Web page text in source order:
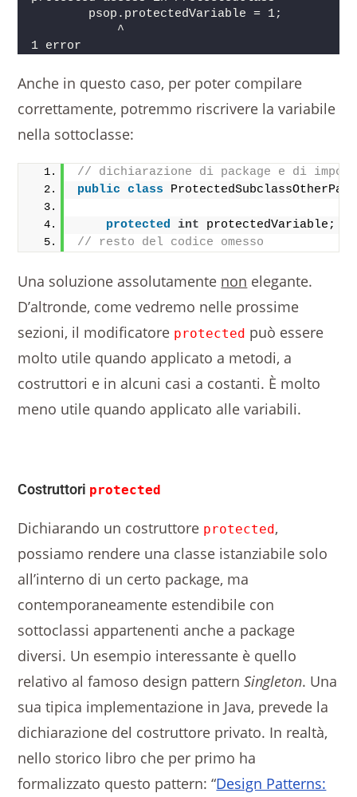
        psop.protectedVariable = 1;
            ^
1 error
Anche in questo caso, per poter compilare
correttamente, potremmo riscrivere la variabile
nella sottoclasse:
// dichiarazione di package e di import
public
class
protected int protectedVariable;
// resto del codice omesso
Una soluzione assolutamente non elegante.
D’altronde, come vedremo nelle prossime
sezioni, il modificatore protected può essere
molto utile quando applicato a metodi, a
costruttori e in alcuni casi a costanti. È molto
meno utile quando applicato alle variabili.
Costruttori protected
Dichiarando un costruttore protected,
possiamo rendere una classe istanziabile solo
all’interno di un certo package, ma
contemporaneamente estendibile con
sottoclassi appartenenti anche a package
diversi. Un esempio interessante è quello
relativo al famoso design patternSingleton. Una
sua tipica implementazione in Java, prevede la
dichiarazione del costruttore privato. In realtà,
nello storico libro che per primo ha
formalizzato questo pattern: “Design Patterns: